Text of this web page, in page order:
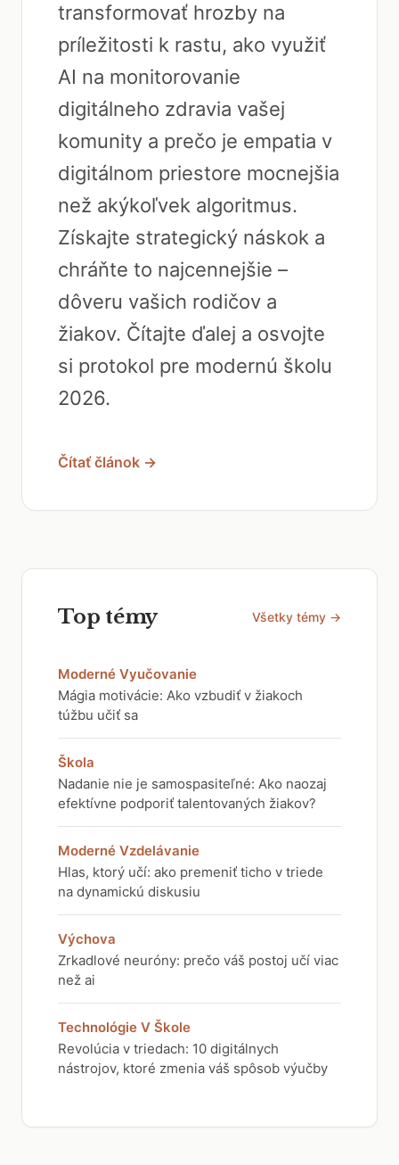
transformovať hrozby na
príležitosti k rastu, ako využiť
AI na monitorovanie
digitálneho zdravia vašej
komunity a prečo je empatia v
digitálnom priestore mocnejšia
než akýkoľvek algoritmus.
Získajte strategický náskok a
chráňte to najcennejšie –
dôveru vašich rodičov a
žiakov. Čítajte ďalej a osvojte
si protokol pre modernú školu
2026.
Čítať článok →
Top témy Všetky témy →
Moderné Vyučovanie
Mágia motivácie: Ako vzbudiť v žiakoch
túžbu učiť sa
Škola
Nadanie nie je samospasiteľné: Ako naozaj
efektívne podporiť talentovaných žiakov?
Moderné Vzdelávanie
Hlas, ktorý učí: ako premeniť ticho v triede
na dynamickú diskusiu
Výchova
Zrkadlové neuróny: prečo váš postoj učí viac
než ai
Technológie V Škole
Revolúcia v triedach: 10 digitálnych
nástrojov, ktoré zmenia váš spôsob výučby